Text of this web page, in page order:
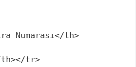
Numarası</th>
th></tr>